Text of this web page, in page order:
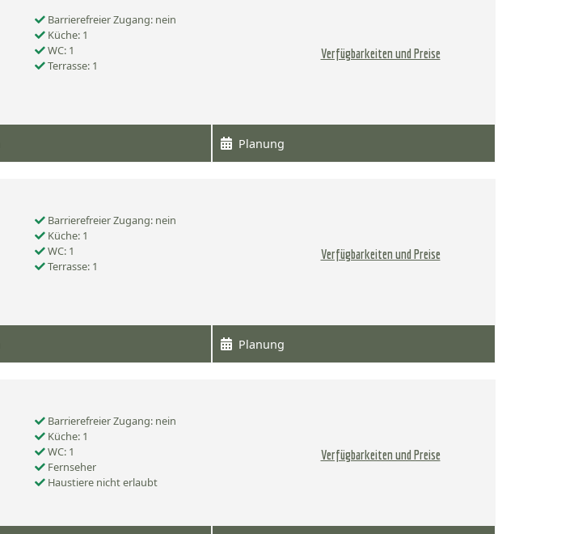
Barrierefreier Zugang: nein
Küche: 1
WC: 1
Terrasse: 1
Verfügbarkeiten und Preise
Planung
Barrierefreier Zugang: nein
Küche: 1
WC: 1
Terrasse: 1
Verfügbarkeiten und Preise
Planung
Barrierefreier Zugang: nein
Küche: 1
WC: 1
Fernseher
Haustiere nicht erlaubt
Verfügbarkeiten und Preise